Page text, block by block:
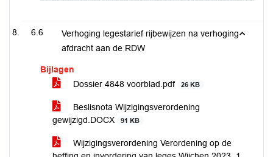
6.6
Verhoging legestarief rijbewijzen na verhoging
afdracht aan de RDW
Bijlagen
Dossier 4848 voorblad.pdf
26 KB
Beslisnota Wijzigingsverordening
gewijzigd.DOCX
91 KB
Wijzigingsverordening Verordening op de